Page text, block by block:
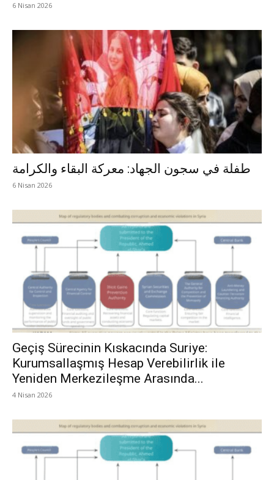
6 Nisan 2026
طفلة في سجون الجهاد: معركة البقاء والكرامة
6 Nisan 2026
Geçiş Sürecinin Kıskacında Suriye:
Kurumsallaşmış Hesap Verebilirlik ile
Yeniden Merkezileşme Arasında...
4 Nisan 2026